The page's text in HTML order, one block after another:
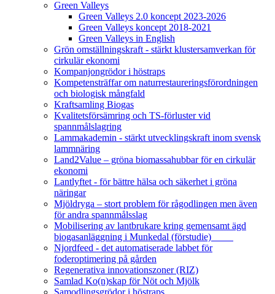
Green Valleys
Green Valleys 2.0 koncept 2023-2026
Green Valleys koncept 2018-2021
Green Valleys in English
Grön omställningskraft - stärkt klustersamverkan för
cirkulär ekonomi
Kompanjongrödor i höstraps
Kompetensträffar om naturrestaureringsförordningen
och biologisk mångfald
Kraftsamling Biogas
Kvalitetsförsämring och TS-förluster vid
spannmålslagring
Lammakademin - stärkt utvecklingskraft inom svensk
lammnäring
Land2Value – gröna biomassahubbar för en cirkulär
ekonomi
Lantlyftet - för bättre hälsa och säkerhet i gröna
näringar
Mjöldryga – stort problem för rågodlingen men även
för andra spannmålsslag
Mobilisering av lantbrukare kring gemensamt ägd
biogasanläggning i Munkedal (förstudie)
Njordfeed - det automatiserade labbet för
foderoptimering på gården
Regenerativa innovationszoner (RIZ)
Samlad Ko(n)skap för Nöt och Mjölk
Samodlingsgrödor i höstraps